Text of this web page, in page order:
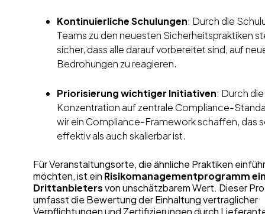
Kontinuierliche Schulungen: Durch die
Teams zu den neuesten Sicherheitspraktiken
sicher, dass alle darauf vorbereitet sind, auf
Bedrohungen zu reagieren.
Priorisierung wichtiger Initiativen: Durch die
Konzentration auf zentrale Compliance-
wir ein Compliance-Framework schaffen, das
effektiv als auch skalierbar ist.
Für Veranstaltungsorte, die ähnliche Praktiken
möchten, ist ein Risikomanagementprogramm
Drittanbietersvon unschätzbarem Wert. Dieser
umfasst die Bewertung der Einhaltung vertraglicher
Verpflichtungen und Zertifizierungen durch